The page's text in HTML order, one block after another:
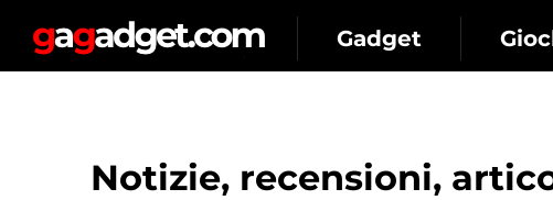
Gadget
Notizie, recensioni,